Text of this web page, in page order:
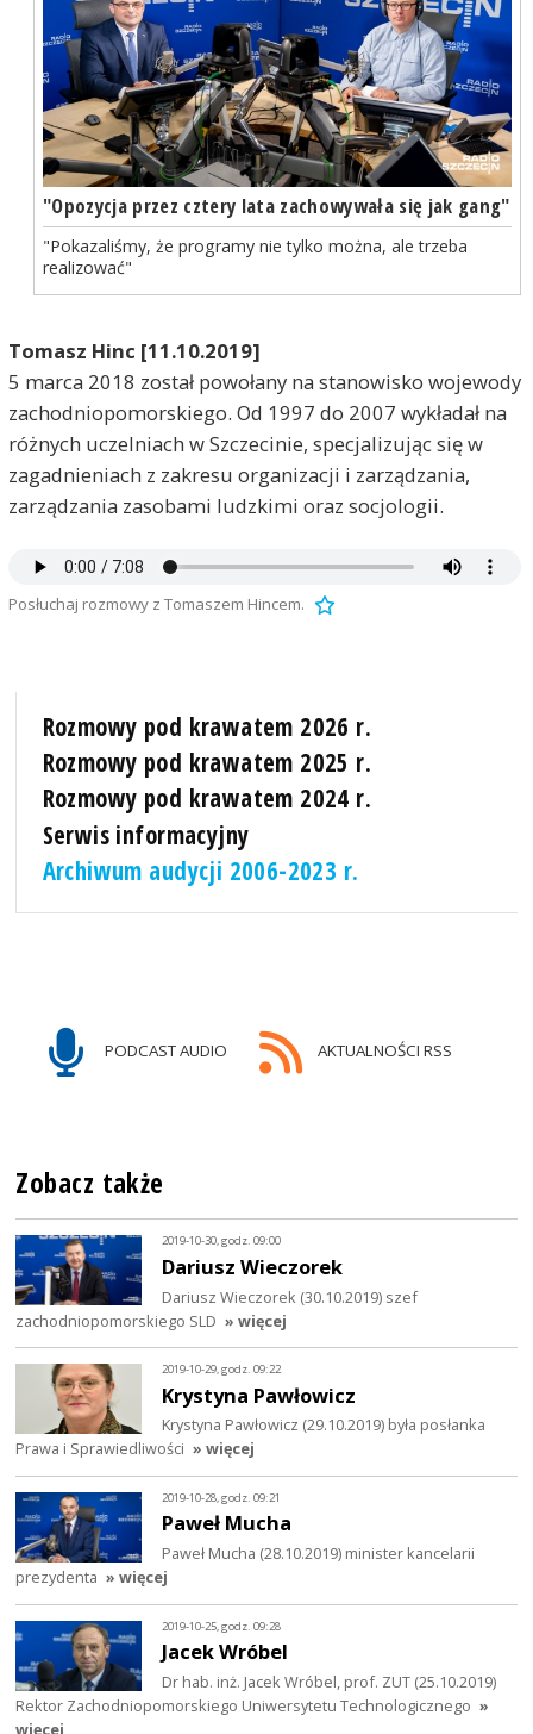
"Opozycja przez cztery lata zachowywała się jak gang"
"Pokazaliśmy, że programy nie tylko można, ale trzeba
realizować"
Tomasz Hinc [11.10.2019]
5 marca 2018 został powołany na stanowisko wojewody
zachodniopomorskiego. Od 1997 do 2007 wykładał na
różnych uczelniach w Szczecinie, specjalizując się w
zagadnieniach z zakresu organizacji i zarządzania,
zarządzania zasobami ludzkimi oraz socjologii.
Posłuchaj rozmowy z Tomaszem Hincem.
Rozmowy pod krawatem 2026 r.
Rozmowy pod krawatem 2025 r.
Rozmowy pod krawatem 2024 r.
Serwis informacyjny
Archiwum audycji 2006-2023 r.
PODCAST AUDIO AKTUALNOŚCI RSS
Zobacz także
2019-10-30, godz. 09:00
Dariusz Wieczorek
Dariusz Wieczorek (30.10.2019) szef
zachodniopomorskiego SLD » więcej
2019-10-29, godz. 09:22
Krystyna Pawłowicz
Krystyna Pawłowicz (29.10.2019) była posłanka
Prawa i Sprawiedliwości » więcej
2019-10-28, godz. 09:21
Paweł Mucha
Paweł Mucha (28.10.2019) minister kancelarii
prezydenta » więcej
2019-10-25, godz. 09:28
Jacek Wróbel
Dr hab. inż. Jacek Wróbel, prof. ZUT (25.10.2019)
Rektor Zachodniopomorskiego Uniwersytetu Technologicznego »
więcej